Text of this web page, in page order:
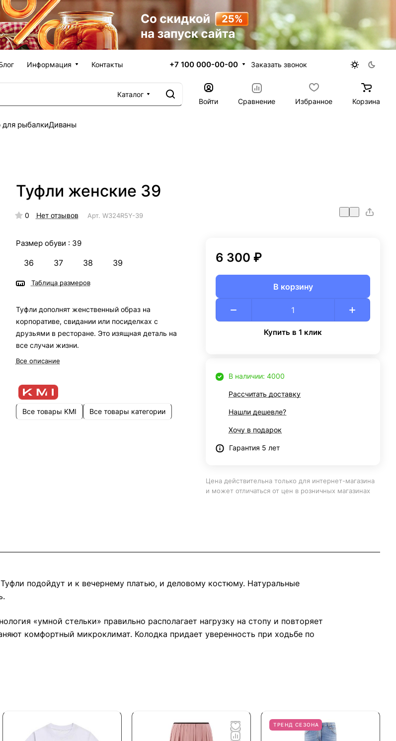
Информация Контакты +7 100 000-00-00 Заказать звонок
Каталог
Войти
Сравнение Избранное Корзина
для рыбалкиДиваны
Туфли женские 39
0 Нет отзывов Арт. W324R5Y-39
Размер обуви : 39
36 37 38 39
Таблица размеров
Туфли дополнят женственный образ на
корпоративе, свидании или посиделках с
друзьями в ресторане. Это изящная деталь на
все случаи жизни.
Все описание
Все товары KMI Все товары категории
6 300 ₽
В корзину
Купить в 1 клик
В наличии: 4000
Рассчитать доставку
Нашли дешевле?
Хочу в подарок
Гарантия 5 лет
Цена действительна только для интернет-магазина
и может отличаться от цен в розничных магазинах
подойдут и к вечернему платью, и деловому костюму. Натуральные
«умной стельки» правильно располагает нагрузку на стопу и повторяет
комфортный микроклимат. Колодка придает уверенность при ходьбе по
ТРЕНД СЕЗОНА